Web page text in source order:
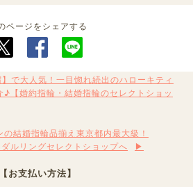
ページをシェアする
で大人気！一目惚れ続出のハローキティ
【婚約指輪・結婚指輪のセレクトショッ
の結婚指輪品揃え東京都内最大級！
ルリングセレクトショップへ
【お支払い方法】